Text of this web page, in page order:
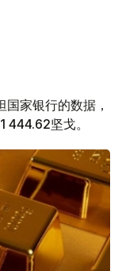
国家银行的数据，
坚戈。